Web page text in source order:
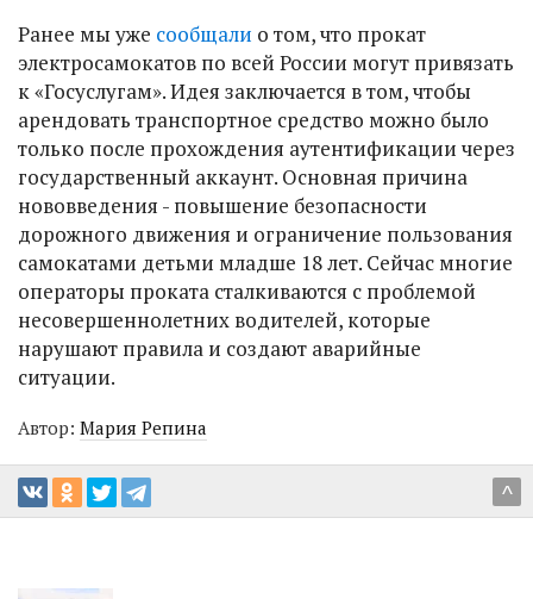
Ранее мы уже сообщали о том, что прокат
электросамокатов по всей России могут привязать
к «Госуслугам». Идея заключается в том, чтобы
арендовать транспортное средство можно было
только после прохождения аутентификации через
государственный аккаунт. Основная причина
нововведения - повышение безопасности
дорожного движения и ограничение пользования
самокатами детьми младше 18 лет. Сейчас многие
операторы проката сталкиваются с проблемой
несовершеннолетних водителей, которые
нарушают правила и создают аварийные
ситуации.
Автор: Мария Репина
^